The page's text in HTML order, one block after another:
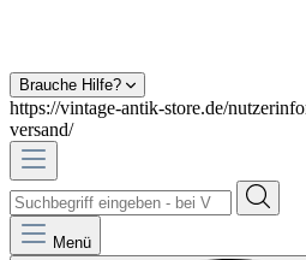
Brauche Hilfe?
https://vintage-antik-store.de/
versand/
Menü